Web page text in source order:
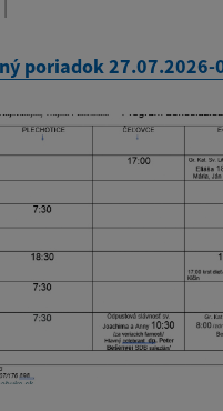
poriadok 27.07.2026-